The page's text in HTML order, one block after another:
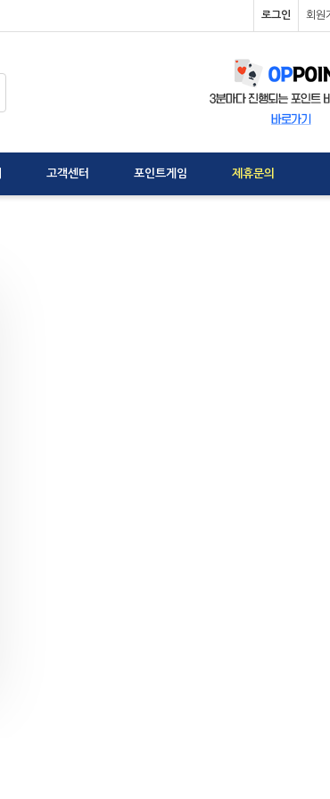
로그인 회원
고객센터 포인트게임 제휴문의